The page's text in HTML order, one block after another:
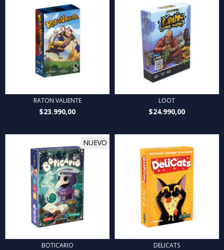
RATON VALIENTE
$23.990,00
LOOT
$24.990,00
NUEVO
BOTICARIO DELICATS